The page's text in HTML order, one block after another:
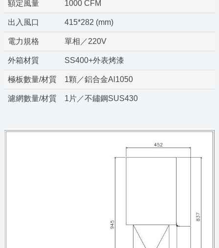
額定風量 1000 CFM
出入風口 415*282 (mm)
電力規格 單相／220V
外箱材質 SS400+外表烤漆
極板數量/材質 1顆／鋁合金Al1050
濾網數量/材質 1片／不鏽鋼SUS430